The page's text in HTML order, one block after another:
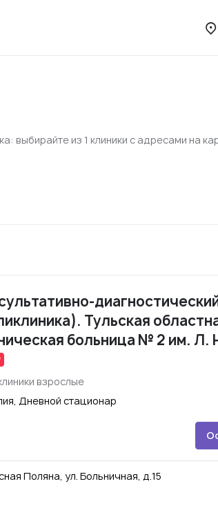
выбирайте из 1 клиники с адресами на
Тульская
больница № 2 им. Л.
взрослые
Дневной стационар
Поляна, ул. Больничная, д.15